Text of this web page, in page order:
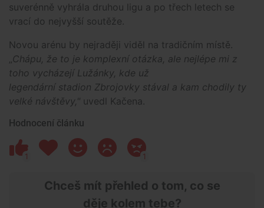
suverénně vyhrála druhou ligu a po třech letech se
vrací do nejvyšší soutěže.
Novou arénu by nejraději viděl na tradičním místě.
Chápu, že to je komplexní otázka, ale nejlépe mi z
toho vycházejí Lužánky, kde už
legendární stadion Zbrojovky stával a kam chodily ty
velké návštěvy," uvedl Kačena.
Hodnocení článku
1 1
Chceš mít přehled o tom, co se
děje kolem tebe?